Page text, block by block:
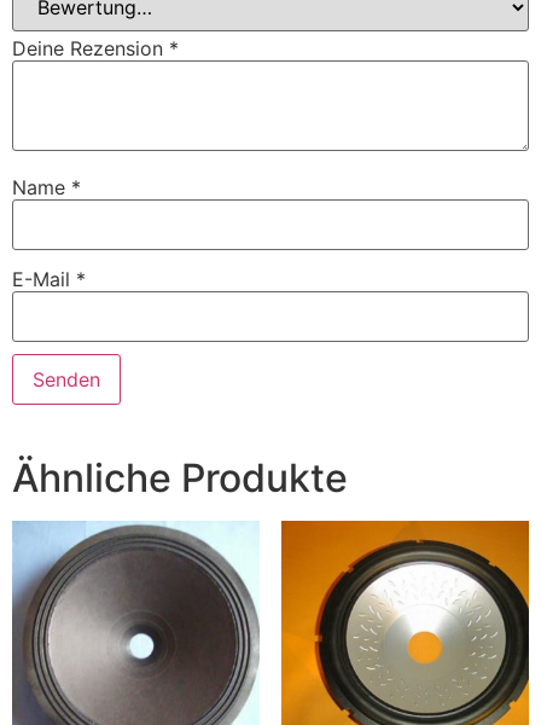
Deine Rezension *
Name *
E-Mail *
Ähnliche Produkte